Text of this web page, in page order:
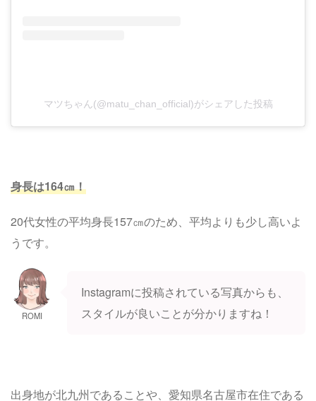
マツちゃん(@matu_chan_official)がシェアした投稿
身長は164㎝！
20代女性の平均身長157㎝のため、平均よりも少し高いよ
うです。
ROMI
Instagramに投稿されている写真からも、
スタイルが良いことが分かりますね！
出身地が北九州であることや、愛知県名古屋市在住である